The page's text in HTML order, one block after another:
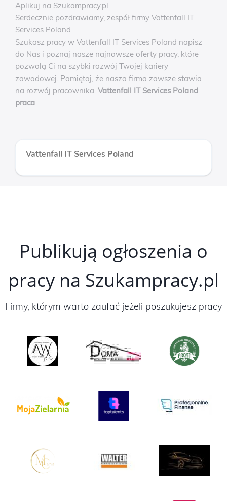
Aplikuj na Szukampracy.pl
Serdecznie pozdrawiamy, zespół firmy Vattenfall IT
Services Poland
Szukasz pracy w Vattenfall IT Services Poland napisz
do Nas i poznaj nasze najnowsze oferty pracy, które
pozwolą Ci na szybki rozwój Twojej kariery
zawodowej. Pamiętaj, że nasza firma zawsze stawia
na rozwój pracownika. Vattenfall IT Services Poland
praca
Vattenfall IT Services Poland
Publikują ogłoszenia o
pracy na Szukampracy.pl
Firmy, którym warto zaufać jeżeli poszukujesz pracy